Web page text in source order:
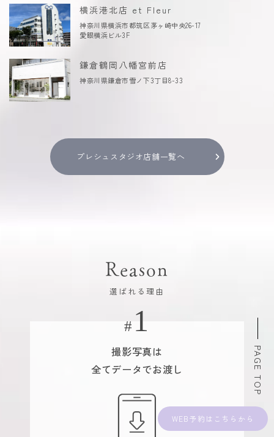
WEB予約
横浜港北店 et Fleur
神奈川県横浜市都筑区茅ヶ崎中央26-17
愛眼横浜ビル3F
鎌倉鶴岡八幡宮前店
神奈川県鎌倉市雪ノ下3丁目8-33
プレシュスタジオ店舗一覧へ
Reason
選ばれる理由
撮影写真は
全てデータでお渡し
PAGE TOP